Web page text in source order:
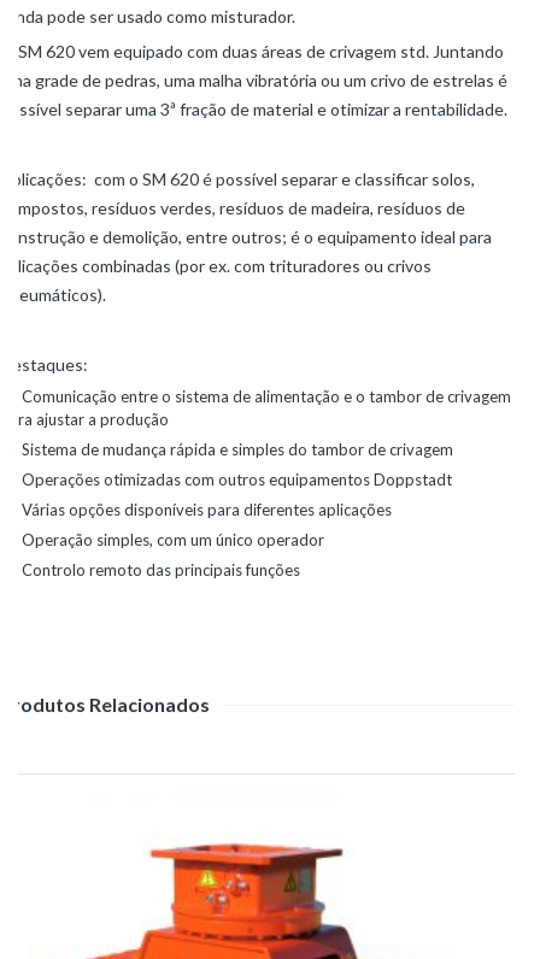
Ainda pode ser usado como misturador.
O SM 620 vem equipado com duas áreas de crivagem std. Juntando
uma grade de pedras, uma malha vibratória ou um crivo de estrelas é
possível separar uma 3ª fração de material e otimizar a rentabilidade.
Aplicações: com o SM 620 é possível separar e classificar solos,
compostos, resíduos verdes, resíduos de madeira, resíduos de
construção e demolição, entre outros; é o equipamento ideal para
aplicações combinadas (por ex. com trituradores ou crivos
pneumáticos).
Destaques:
Comunicação entre o sistema de alimentação e o tambor de crivagem
para ajustar a produção
Sistema de mudança rápida e simples do tambor de crivagem
Operações otimizadas com outros equipamentos Doppstadt
Várias opções disponíveis para diferentes aplicações
Operação simples, com um único operador
Controlo remoto das principais funções
Produtos Relacionados